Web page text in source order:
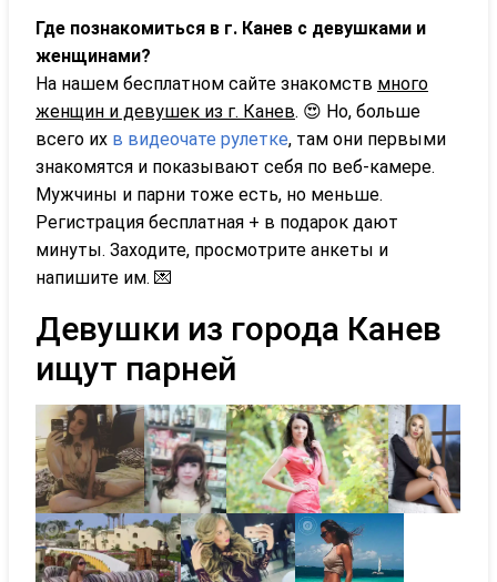
Где познакомиться в г. Канев с девушками и
женщинами?
На нашем бесплатном сайте знакомств много
женщин и девушек из г. Канев. 😍 Но, больше
всего их в видеочате рулетке, там они первыми
знакомятся и показывают себя по веб-камере.
Мужчины и парни тоже есть, но меньше.
Регистрация бесплатная + в подарок дают
минуты. Заходите, просмотрите анкеты и
напишите им. 💌
Девушки из города Канев
ищут парней